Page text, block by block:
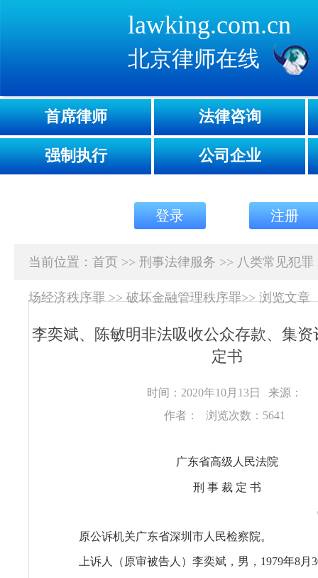
lawking.com.cn
北京律师在线
首席律师 法律咨询
强制执行 公司企业
登录 注册
当前位置： 首页 >> 刑事法律服务 >> 八类常见犯罪
场经济秩序罪>>破坏金融管理秩序罪>>浏览文章
李奕斌、陈敏明非法吸收公众存款、集
定书
时间：2020年10月13日
来源：
作者：
浏览次数：5641
广东省高级人民法院
刑 事 裁 定 书
原公诉机关广东省深圳市人民检察院。
上诉人（原审被告人）李奕斌，男，1979年8月